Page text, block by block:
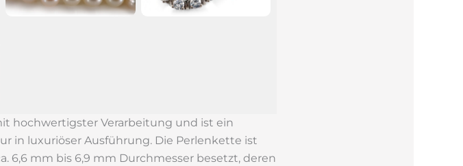
hochwertigster Verarbeitung und ist ein
in luxuriöser Ausführung. Die Perlenkette ist
6,6 mm bis 6,9 mm Durchmesser besetzt, deren